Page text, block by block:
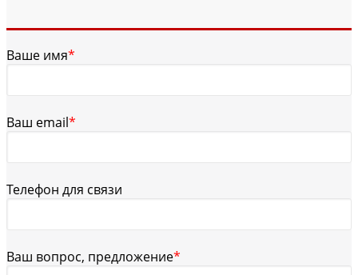
Ваше имя*
Ваш email*
Телефон для связи
Ваш вопрос, предложение*